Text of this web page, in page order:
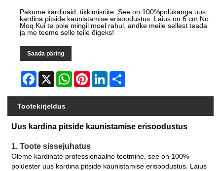
Pakume kardinaid, tikkimisriite. See on 100%polükanga uus
kardina pitside kaunistamise erisoodustus. Laius on 6 cm.No
Moq.Kui te pole mingil moel rahul, andke meile sellest teada
ja me teeme selle teile õigeks!
Saada päring
Facebook
X WhatsAppPinterestLinkedIn
Tootekirjeldus
Uus kardina pitside kaunistamise erisoodustus
1. Toote sissejuhatus
Oleme kardinate professionaalne tootmine, see on 100%
polüester uus kardina pitside kaunistamise erisoodustus. Laius